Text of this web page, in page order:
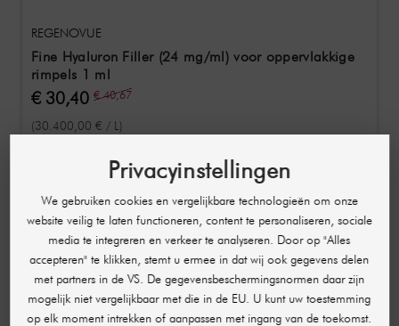
REGENOVUE
Fine Hyaluron Filler (24 mg/ml) voor oppervlakkige
rimpels 1 ml
€ 30,40 € 40,67
(30.400,00 € / L)
Showing 1-4 of 4 item(s)
🔒
Exclusief professioneel gebied
Voor onze klanten in de medische en therapeutische sector bieden wij een
Privacyinstellingen
We gebruiken cookies en vergelijkbare technologieën om onze
website veilig te laten functioneren, content te personaliseren, sociale
media te integreren en verkeer te analyseren. Door op "Alles
accepteren" te klikken, stemt u ermee in dat wij ook gegevens delen
met partners in de VS. De gegevensbeschermingsnormen daar zijn
mogelijk niet vergelijkbaar met die in de EU. U kunt uw toestemming
op elk moment intrekken of aanpassen met ingang van de toekomst.